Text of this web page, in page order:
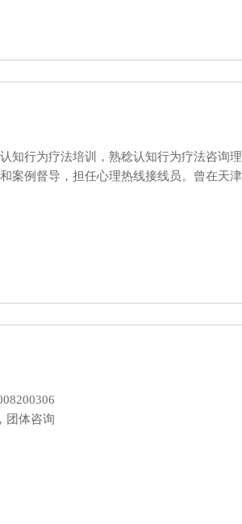
知行为疗法培训，熟稔认知行为疗法咨询理
案例督导，担任心理热线接线员。曾在天
团体咨询